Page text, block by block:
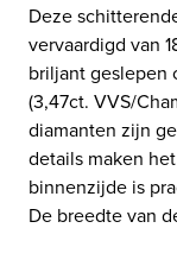
Deze
vervaardigd van
briljant geslepen
(3,47ct. VVS/
diamanten zijn
details maken
binnenzijde is
De breedte van